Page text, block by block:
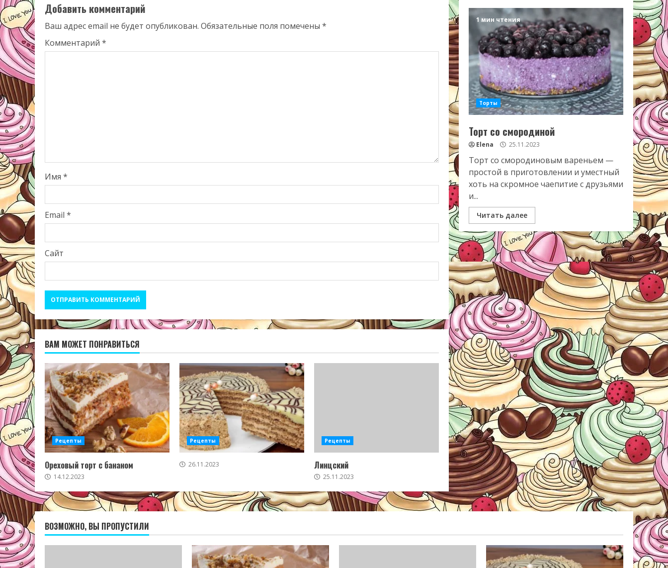
Добавить комментарий
Ваш адрес email не будет опубликован. Обязательные поля помечены *
Комментарий *
Имя *
Email *
Сайт
ВАМ МОЖЕТ ПОНРАВИТЬСЯ
Рецепты
Ореховый торт с бананом
14.12.2023
Рецепты
26.11.2023
Рецепты
Линцский
25.11.2023
1 мин чтения
Торты
Торт со смородиной
Elena 25.11.2023
Торт со смородиновым вареньем —
простой в приготовлении и уместный
хоть на скромное чаепитие с друзьями
и...
Читать далее
ВОЗМОЖНО, ВЫ ПРОПУСТИЛИ